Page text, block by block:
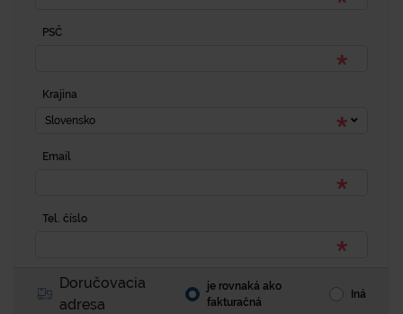
PSČ
Krajina
Slovensko
Email
Tel. číslo
Doručovacia
adresa
je rovnaká ako
fakturačná
Iná